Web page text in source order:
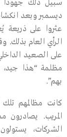
ديسمبر وبعد
عثروا على ذريعة
الرأي العام بذلك.
على الصعيد
مظلمة “هذا
بهم”.
كانت مظالمهم
المريب. يصادرون
الشركات،